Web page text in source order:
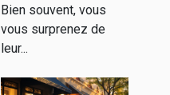
Bien souvent, vous
vous surprenez de
leur...